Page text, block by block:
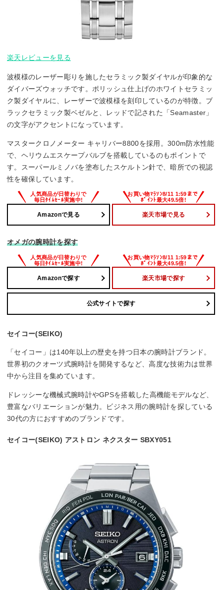
楽天レビューを見る
波模様のレーザー彫りを施したセラミック製ダイヤルが印象的な
ダイバーズウォッチです。ポリッシュ仕上げのホワイトセラミッ
ク製ダイヤルに、レーザーで波模様を刻印しているのが特徴。ブ
ラックセラミック製ベゼルと、レッドで記された「Seamaster」
の文字がアクセントになっています。
マスタークロノメーター キャリバー8800を採用。300m防水性能
で、ヘリウムエスケープバルブを搭載しているのもポイントで
す。スーパールミノバを塗布したスケルトン針で、暗所での視認
性を確保しています。
Amazonで見る 楽天市場で見る
オメガの腕時計を探す
Amazonで探す 楽天市場で探す
公式サイトで探す
セイコー(SEIKO)
「セイコー」は140年以上の歴史を持つ日本の腕時計ブランド。
世界初のクオーツ式腕時計を開発するなど、高度な技術力は世界
中から注目を集めています。
ドレッシーな機械式腕時計やGPSを搭載した高機能モデルなど、
豊富なバリエーションが魅力。ビジネス用の腕時計を探している
30代の方におすすめのブランドです。
セイコー(SEIKO) アストロン ネクスター SBXY051